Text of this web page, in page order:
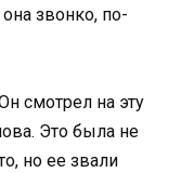
звонко, по-
смотрел на эту
Это была не
но ее звали